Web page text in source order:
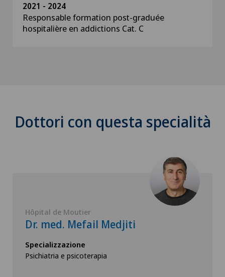
2021 - 2024
Responsable formation post-graduée
hospitalière en addictions Cat. C
Dottori con questa specialità
Hôpital de Moutier
Dr. med. Mefail Medjiti
Specializzazione
Psichiatria e psicoterapia